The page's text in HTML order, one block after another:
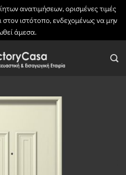
ανατιμήσεων, ορισμένες τιμές
ιστότοπο, ενδεχομένως να μην
άμεσα.